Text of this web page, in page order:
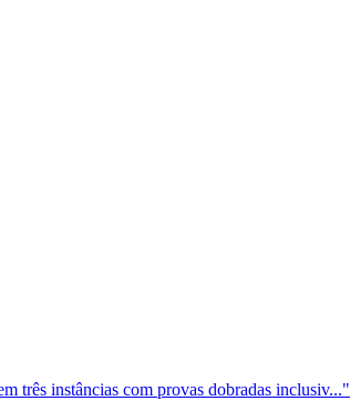
três instâncias com provas dobradas inclusiv..."